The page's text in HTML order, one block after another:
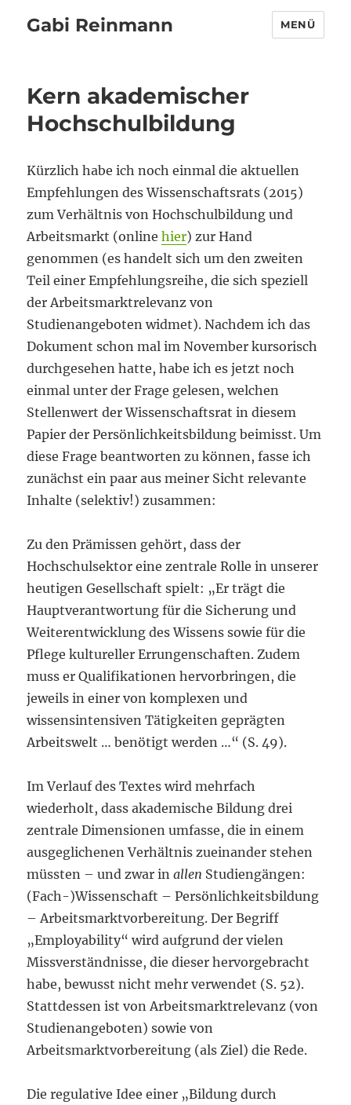
Gabi Reinmann MENÜ
Kern akademischer
Hochschulbildung
Kürzlich habe ich noch einmal die aktuellen
Empfehlungen des Wissenschaftsrats (2015)
zum Verhältnis von Hochschulbildung und
Arbeitsmarkt (onlinehier) zur Hand
genommen (es handelt sich um den zweiten
Teil einer Empfehlungsreihe, die sich speziell
der Arbeitsmarktrelevanz von
Studienangeboten widmet). Nachdem ich das
Dokument schon mal im November kursorisch
durchgesehen hatte, habe ich es jetzt noch
einmal unter der Frage gelesen, welchen
Stellenwert der Wissenschaftsrat in diesem
Papier der Persönlichkeitsbildung beimisst. Um
diese Frage beantworten zu können, fasse ich
zunächst ein paar aus meiner Sicht relevante
Inhalte (selektiv!) zusammen:
Zu den Prämissen gehört, dass der
Hochschulsektor eine zentrale Rolle in unserer
heutigen Gesellschaft spielt: „Er trägt die
Hauptverantwortung für die Sicherung und
Weiterentwicklung des Wissens sowie für die
Pflege kultureller Errungenschaften. Zudem
muss er Qualifikationen hervorbringen, die
jeweils in einer von komplexen und
wissensintensiven Tätigkeiten geprägten
Arbeitswelt … benötigt werden …“ (S. 49).
Im Verlauf des Textes wird mehrfach
wiederholt, dass akademische Bildung drei
zentrale Dimensionen umfasse, die in einem
ausgeglichenen Verhältnis zueinander stehen
müssten – und zwar inallen Studiengängen:
(Fach-)Wissenschaft – Persönlichkeitsbildung
– Arbeitsmarktvorbereitung. Der Begriff
„Employability“ wird aufgrund der vielen
Missverständnisse, die dieser hervorgebracht
habe, bewusst nicht mehr verwendet (S. 52).
Stattdessen ist von Arbeitsmarktrelevanz (von
Studienangeboten) sowie von
Arbeitsmarktvorbereitung (als Ziel) die Rede.
Die regulative Idee einer „Bildung durch